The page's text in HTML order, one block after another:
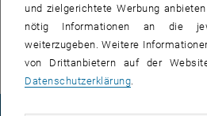
VERANSTALTUNGEN
Es gibt keine Veranstaltungen in der
und zielgerichtete Werbung
nötig Informationen an die
weiterzugeben. Weitere
von Drittanbietern auf der
Datenschutzerklärung.